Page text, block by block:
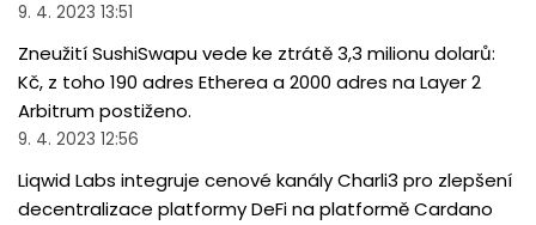
9. 4. 2023 13:51
Zneužití SushiSwapu vede ke ztrátě 3,3 milionu dolarů:
Kč, z toho 190 adres Etherea a 2000 adres na Layer 2
Arbitrum postiženo.
9. 4. 2023 12:56
Liqwid Labs integruje cenové kanály Charli3 pro zlepšení
decentralizace platformy DeFi na platformě Cardano